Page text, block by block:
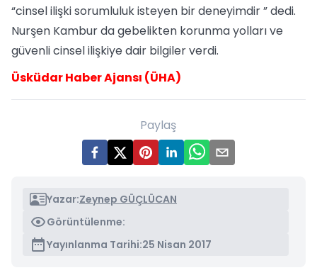
“cinsel ilişki sorumluluk isteyen bir deneyimdir ” dedi.
Nurşen Kambur da gebelikten korunma yolları ve
güvenli cinsel ilişkiye dair bilgiler verdi.
Üsküdar Haber Ajansı (ÜHA)
Paylaş
Yazar:Zeynep GÜÇLÜCAN
Görüntülenme:
Yayınlanma Tarihi:25 Nisan 2017